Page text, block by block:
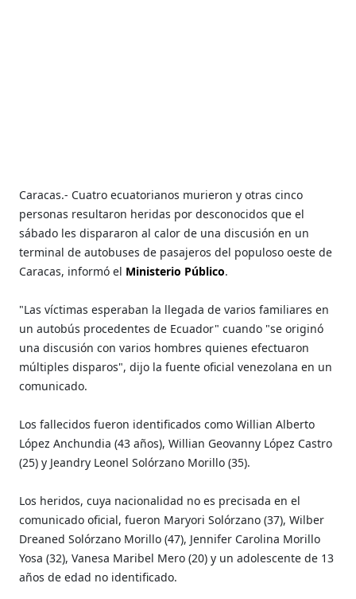
Caracas.- Cuatro ecuatorianos murieron y otras cinco
personas resultaron heridas por desconocidos que el
sábado les dispararon al calor de una discusión en un
terminal de autobuses de pasajeros del populoso oeste de
Caracas, informó el Ministerio Público.
"Las víctimas esperaban la llegada de varios familiares en
un autobús procedentes de Ecuador" cuando "se originó
una discusión con varios hombres quienes efectuaron
múltiples disparos", dijo la fuente oficial venezolana en un
comunicado.
Los fallecidos fueron identificados como Willian Alberto
López Anchundia (43 años), Willian Geovanny López Castro
(25) y Jeandry Leonel Solórzano Morillo (35).
Los heridos, cuya nacionalidad no es precisada en el
comunicado oficial, fueron Maryori Solórzano (37), Wilber
Dreaned Solórzano Morillo (47), Jennifer Carolina Morillo
Yosa (32), Vanesa Maribel Mero (20) y un adolescente de 13
años de edad no identificado.